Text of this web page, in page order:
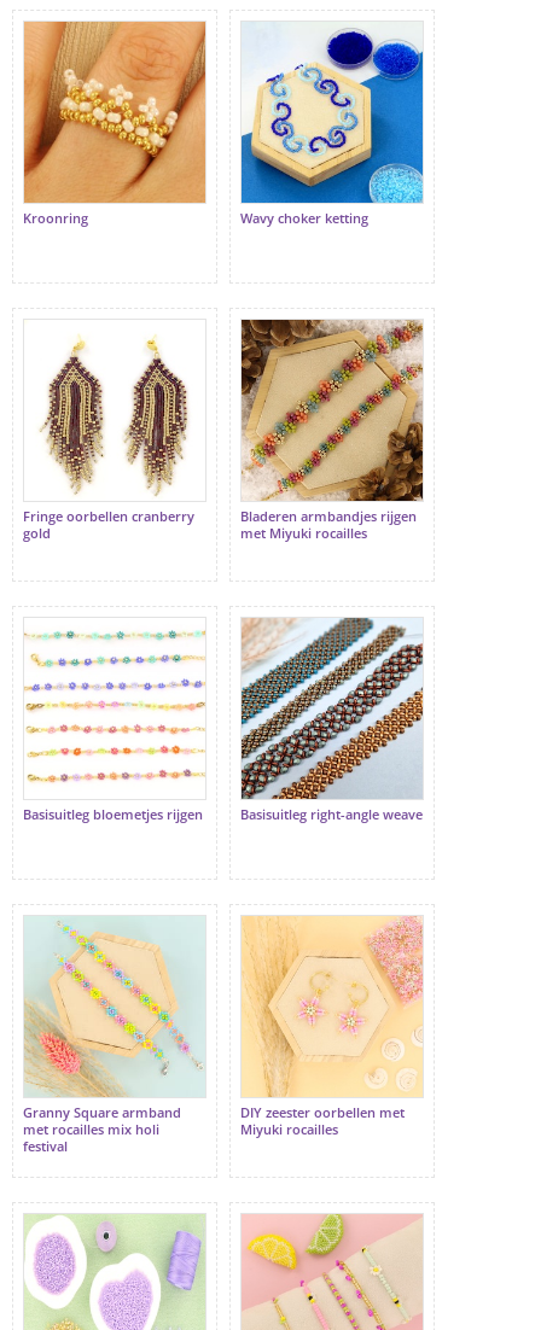
Kroonring Wavy choker ketting
Fringe oorbellen cranberry
gold
Bladeren armbandjes rijgen
met Miyuki rocailles
Basisuitleg bloemetjes rijgen Basisuitleg right-angle weave
Granny Square armband
met rocailles mix holi
festival
DIY zeester oorbellen met
Miyuki rocailles